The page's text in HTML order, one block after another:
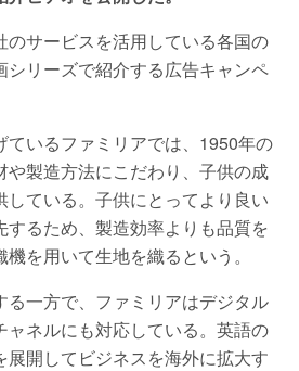
のサービスを活用している各国の
シリーズで紹介する広告キャンペ
ているファミリアでは、1950年の
や製造方法にこだわり、子供の成
している。子供にとってより良い
するため、製造効率よりも品質を
を用いて生地を織るという。
る一方で、ファミリアはデジタル
ャネルにも対応している。英語の
展開してビジネスを海外に拡大す